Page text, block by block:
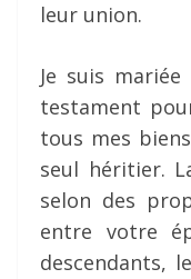
leur union.
Je suis
testament
tous mes
seul héritier.
selon des
entre votre
descendants,